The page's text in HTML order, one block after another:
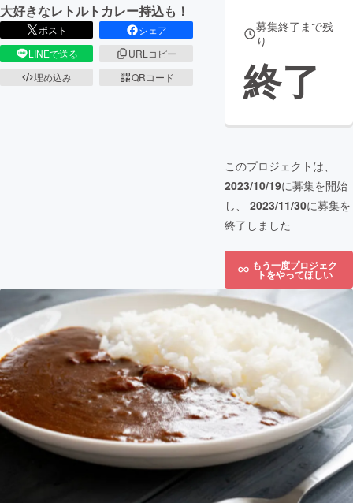
大好きなレトルトカレー持込も！
ポスト
シェア
LINEで送る
URLコピー
埋め込み
QRコード
募集終了まで残
り
終了
このプロジェクトは、
2023/10/19に募集を開始
し、 2023/11/30に募集を
終了しました
もう一度プロジェク
トをやってほしい